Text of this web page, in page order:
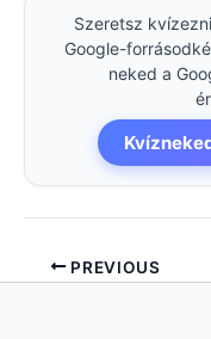
Szeretsz
Google-
neked a
PREVIOUS